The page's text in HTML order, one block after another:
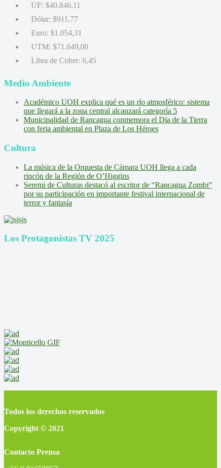
UF: $40.846,11
Dólar: $911,77
Euro: $1.054,31
UTM: $71.649,00
Libra de Cobre: 6,45
Medio Ambiente
Académico UOH explica qué es un río atmosférico: sistema
que llegará a la zona central alcanzará categoría 5
Municipalidad de Rancagua conmemora el Día de la Tierra
con feria ambiental en Plaza de Los Héroes
Cultura
La música de la Orquesta de Cámara UOH llega a cada
rincón de la Región de O’Higgins
Seremi de Culturas destacó al escritor de “Rancagua Zombi”
por su participación en importante festival internacional de
terror y fantasía
Los Protagonistas TV 2025
Todos los derechos reservados
Copyright © 2021
Contacto Prensa